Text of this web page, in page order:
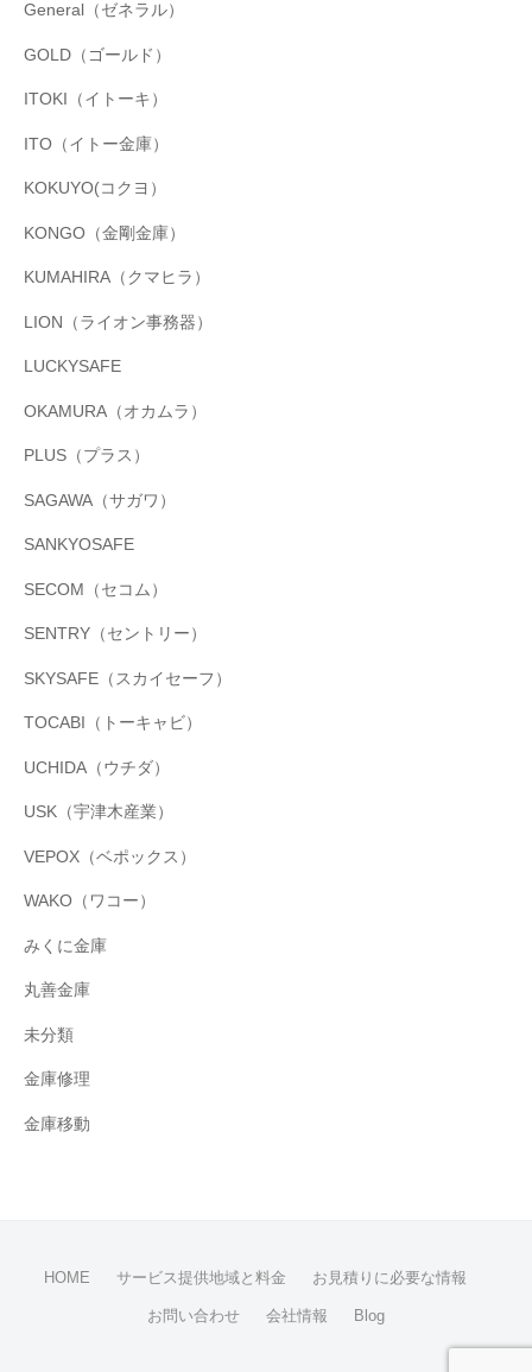
General（ゼネラル）
GOLD（ゴールド）
ITOKI（イトーキ）
ITO（イトー金庫）
KOKUYO(コクヨ）
KONGO（金剛金庫）
KUMAHIRA（クマヒラ）
LION（ライオン事務器）
LUCKYSAFE
OKAMURA（オカムラ）
PLUS（プラス）
SAGAWA（サガワ）
SANKYOSAFE
SECOM（セコム）
SENTRY（セントリー）
SKYSAFE（スカイセーフ）
TOCABI（トーキャビ）
UCHIDA（ウチダ）
USK（宇津木産業）
VEPOX（ベポックス）
WAKO（ワコー）
みくに金庫
丸善金庫
未分類
金庫修理
金庫移動
HOME サービス提供地域と料金 お見積りに必要な情報
お問い合わせ 会社情報 Blog